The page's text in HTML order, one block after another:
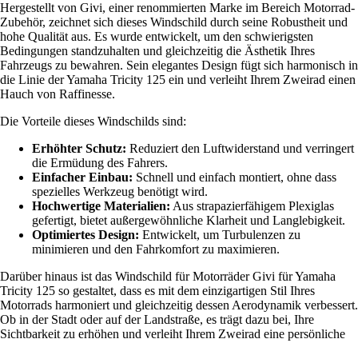
Hergestellt von Givi, einer renommierten Marke im Bereich Motorrad-
Zubehör, zeichnet sich dieses Windschild durch seine Robustheit und
hohe Qualität aus. Es wurde entwickelt, um den schwierigsten
Bedingungen standzuhalten und gleichzeitig die Ästhetik Ihres
Fahrzeugs zu bewahren. Sein elegantes Design fügt sich harmonisch in
die Linie der Yamaha Tricity 125 ein und verleiht Ihrem Zweirad einen
Hauch von Raffinesse.
Die Vorteile dieses Windschilds sind:
Erhöhter Schutz: Reduziert den Luftwiderstand und verringert
die Ermüdung des Fahrers.
Einfacher Einbau: Schnell und einfach montiert, ohne dass
spezielles Werkzeug benötigt wird.
Hochwertige Materialien: Aus strapazierfähigem Plexiglas
gefertigt, bietet außergewöhnliche Klarheit und Langlebigkeit.
Optimiertes Design: Entwickelt, um Turbulenzen zu
minimieren und den Fahrkomfort zu maximieren.
Darüber hinaus ist das Windschild für Motorräder Givi für Yamaha
Tricity 125 so gestaltet, dass es mit dem einzigartigen Stil Ihres
Motorrads harmoniert und gleichzeitig dessen Aerodynamik verbessert.
Ob in der Stadt oder auf der Landstraße, es trägt dazu bei, Ihre
Sichtbarkeit zu erhöhen und verleiht Ihrem Zweirad eine persönliche